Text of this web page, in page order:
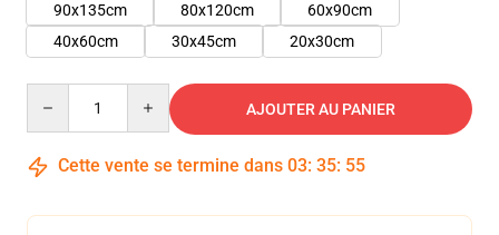
90x135cm
80x120cm
60x90cm
40x60cm
30x45cm 20x30cm
AJOUTER AU PANIER
Cette vente se termine dans 03: 35: 55